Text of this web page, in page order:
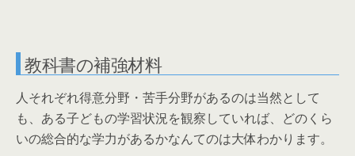
教科書の補強材料
人それぞれ得意分野・苦手分野があるのは当然として
も、ある子どもの学習状況を観察していれば、どのくら
いの総合的な学力があるかなんてのは大体わかります。